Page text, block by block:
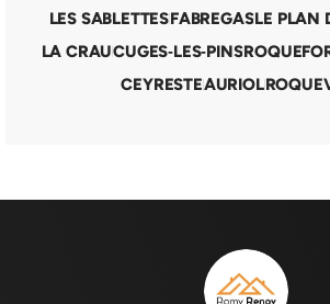
LES SABLETTESFABREGASLE PLAN
LA CRAUCUGES‑LES‑PINS
CEYRESTEAURIOL